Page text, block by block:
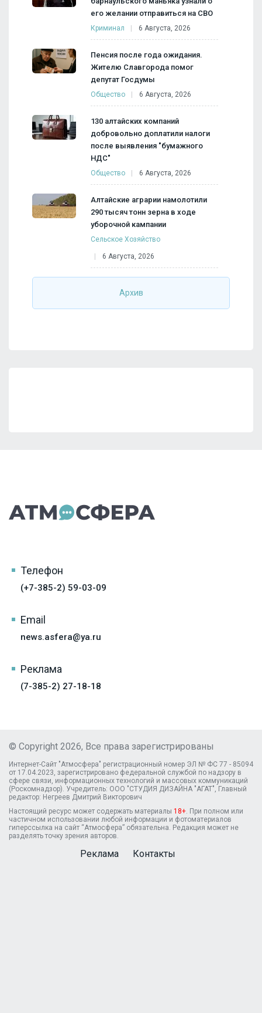
его желании отправиться на СВО
Криминал 6 Августа, 2026
Пенсия после года ожидания.
Жителю Славгорода помог
депутат Госдумы
Общество 6 Августа, 2026
130 алтайских компаний
добровольно доплатили налоги
после выявления "бумажного
НДС"
Общество 6 Августа, 2026
Алтайские аграрии намолотили
290 тысяч тонн зерна в ходе
уборочной кампании
Сельское Хозяйство
6 Августа, 2026
Архив
Телефон
(+7-385-2) 59-03-09
Email
news.asfera@ya.ru
Реклама
(7-385-2) 27-18-18
© Copyright 2026, Все права зарегистрированы
Интернет-Сайт "Атмосфера" регистрационный номер ЭЛ № ФС 77 - 85094
от 17.04.2023, зарегистрировано федеральной службой по надзору в
сфере связи, информационных технологий и массовых коммуникаций
(Роскомнадзор). Учредитель: ООО "СТУДИЯ ДИЗАЙНА "АГАТ", Главный
редактор: Негреев Дмитрий Викторович
Настоящий ресурс может содержать материалы 18+ . При полном или
частичном использовании любой информации и фотоматериалов
гиперссылка на сайт “Атмосфера” обязательна. Редакция может не
разделять точку зрения авторов.
Реклама Контакты